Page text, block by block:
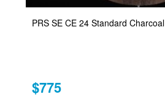
PRS SE CE 24 Standard Charcoal
$775